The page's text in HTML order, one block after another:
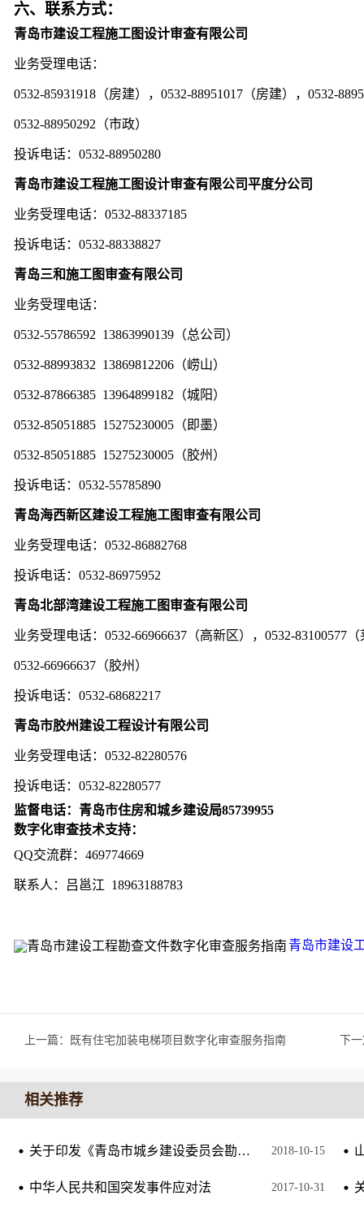
六、联系方式：
青岛市建设工程施工图设计审查有限公司
业务受理电话：
0532-85931918 （房建），0532-88951017（房建），0532-
0532-88950292 （市政）
投诉电话：0532-88950280
青岛市建设工程施工图设计审查有限公司平度分公司
业务受理电话：0532-88337185
投诉电话：0532-88338827
青岛三和施工图审查有限公司
业务受理电话：
0532-55786592 13863990139 （总公司）
0532-88993832 13869812206 （崂山）
0532-87866385 13964899182 （城阳）
0532-85051885 15275230005 （即墨）
0532-85051885 15275230005 （胶州）
投诉电话：0532-55785890
青岛海西新区建设工程施工图审查有限公司
业务受理电话：0532-86882768
投诉电话：0532-86975952
青岛北部湾建设工程施工图审查有限公司
业务受理电话：0532-66966637（高新区），0532-83100577
0532-66966637 （胶州）
投诉电话：0532-68682217
青岛市胶州建设工程设计有限公司
业务受理电话：0532-82280576
投诉电话：0532-82280577
监督电话：青岛市住房和城乡建设局85739955
数字化审查技术支持：
QQ交流群：469774669
联系人：吕邕江 18963188783
青岛市建设
上一篇： 既有住宅加装电梯项目数字化审查服务指南 下
相关推荐
关于印发《青岛市城乡建设委员会勘察设计单位和从业人员诚信考核管理办法》的通知 2018-10-15
中华人民共和国突发事件应对法 2017-10-31